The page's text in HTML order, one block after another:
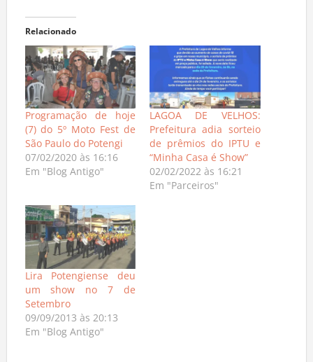
Relacionado
Programação de hoje
(7) do 5º Moto Fest de
São Paulo do Potengi
07/02/2020 às 16:16
Em "Blog Antigo"
LAGOA DE VELHOS:
Prefeitura adia sorteio
de prêmios do IPTU e
“Minha Casa é Show”
02/02/2022 às 16:21
Em "Parceiros"
Lira Potengiense deu
um show no 7 de
Setembro
09/09/2013 às 20:13
Em "Blog Antigo"